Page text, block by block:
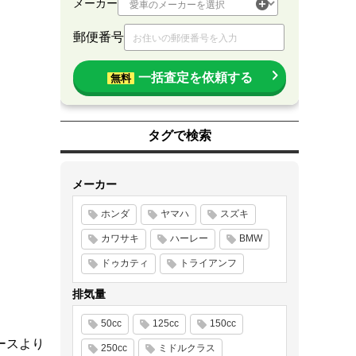
スより
メーカー
郵便番号
無料 一括査定を依頼する
タグで検索
メーカー
ホンダ ヤマハ スズキ
カワサキ ハーレー BMW
ドゥカティ トライアンフ
排気量
50cc 125cc 150cc
250cc ミドルクラス